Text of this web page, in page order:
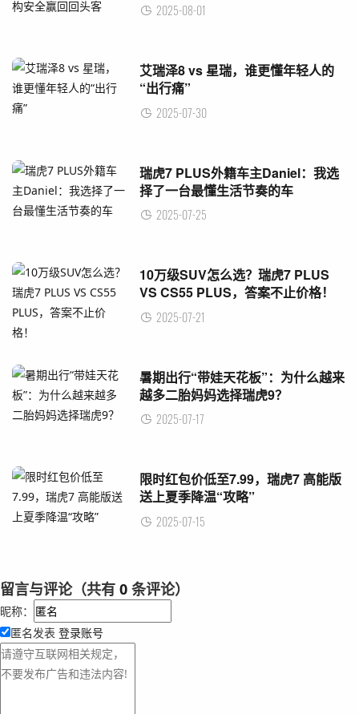
2025-08-01
艾瑞泽8 vs 星瑞，谁更懂年轻人的
“出行痛”
2025-07-30
瑞虎7 PLUS外籍车主Daniel：我选
择了一台最懂生活节奏的车
2025-07-25
10万级SUV怎么选？瑞虎7 PLUS
VS CS55 PLUS，答案不止价格！
2025-07-21
暑期出行“带娃天花板”：为什么越来
越多二胎妈妈选择瑞虎9？
2025-07-17
限时红包价低至7.99，瑞虎7 高能版
送上夏季降温“攻略”
2025-07-15
留言与评论（共有 0 条评论）
昵称：
匿名发表 登录账号